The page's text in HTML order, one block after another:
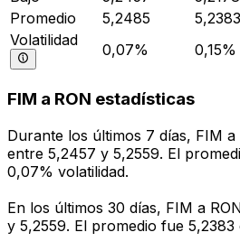
Promedio
5,2485 5,2383
Volatilidad
0,07% 0,15%
FIM a RON estadísticas
Durante los últimos 7 días, FIM
entre 5,2457 y 5,2559. El
0,07% volatilidad.
En los últimos 30 días, FIM a
y 5,2559. El promedio fue 5,2383